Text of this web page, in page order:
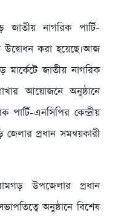
জাতীয় নাগরিক পার্টি-
উদ্বোধন করা হয়েছে।আজ
জাতীয় নাগরিক
আয়োজনে অনুষ্ঠানে
এনসিপির কেন্দ্রীয়
প্রধান সমন্বয়কারী
উপজেলার প্রধান
অনুষ্ঠানে বিশেষ